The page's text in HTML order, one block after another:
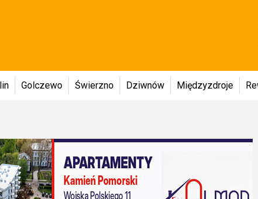
Golczewo Świerzno Dziwnów Międzyzdroje